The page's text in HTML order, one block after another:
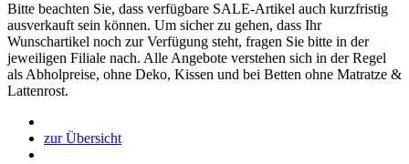
Bitte beachten Sie, dass verfügbare SALE-Artikel auch kurzfristig
ausverkauft sein können. Um sicher zu gehen, dass Ihr
Wunschartikel noch zur Verfügung steht, fragen Sie bitte in der
jeweiligen Filiale nach. Alle Angebote verstehen sich in der Regel
als Abholpreise, ohne Deko, Kissen und bei Betten ohne Matratze &
Lattenrost.
zur Übersicht